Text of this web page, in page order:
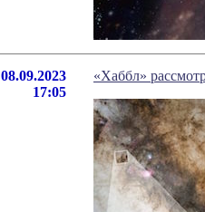
08.09.2023
17:05
«Хаббл»